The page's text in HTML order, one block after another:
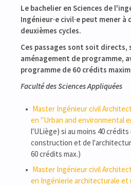
Le bachelier en Sciences de
Ingénieur·e civil·e peut mener à
deuxièmes cycles.
Ces passages sont soit directs,
aménagement de programme,
programme de 60 crédits
Faculté des Sciences Appliquées
Master Ingénieur civil
en "Urban and environmental
l'ULiège) si au moins 40
construction et de
60 crédits max.)
Master Ingénieur civil
en Ingénierie architecturale et